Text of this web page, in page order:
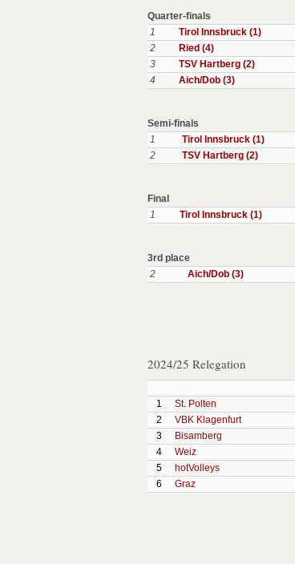
Quarter-finals
1
Tirol Innsbruck (1)
2
Ried (4)
3
TSV Hartberg (2)
4
Aich/Dob (3)
Semi-finals
1
Tirol Innsbruck (1)
2
TSV Hartberg (2)
Final
1
Tirol Innsbruck (1)
3rd place
2
Aich/Dob (3)
2024/25 Relegation
1
St. Polten
2
VBK Klagenfurt
3
Bisamberg
4
Weiz
5
hotVolleys
6
Graz